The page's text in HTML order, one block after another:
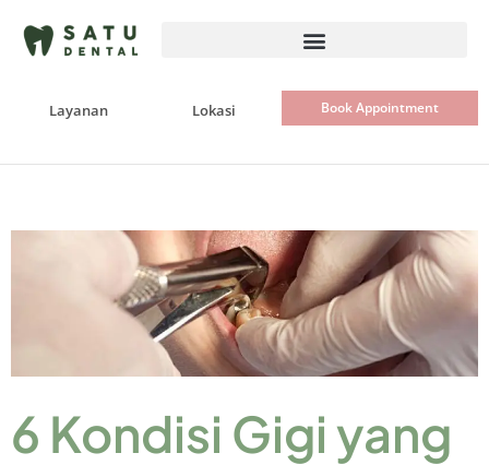
Layanan Lokasi Book Appointment
6 Kondisi Gigi yang